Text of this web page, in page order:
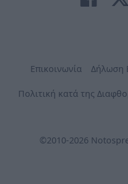
Επικοινωνία Δήλωση
Πολιτική κατά της
©2010-2026